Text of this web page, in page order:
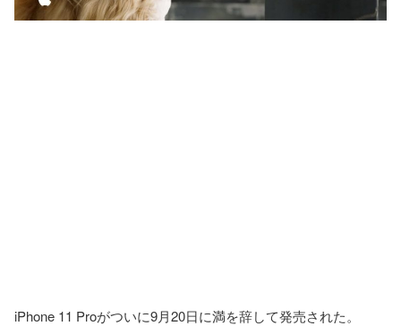
iPhone 11 Proがついに9月20日に満を辞して発売された。